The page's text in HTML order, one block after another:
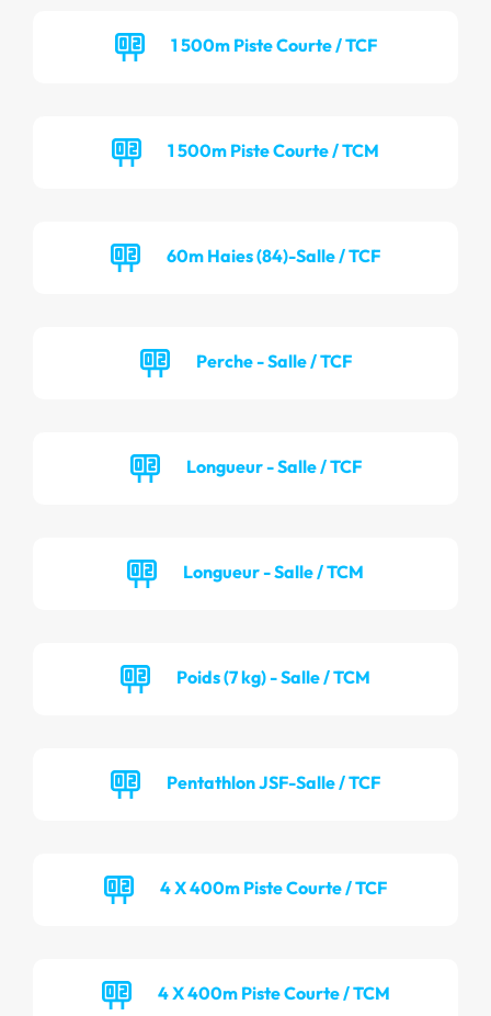
1 500m Piste Courte / TCF
1 500m Piste Courte / TCM
60m Haies (84)-Salle / TCF
Perche - Salle / TCF
Longueur - Salle / TCF
Longueur - Salle / TCM
Poids (7 kg) - Salle / TCM
Pentathlon JSF-Salle / TCF
4 X 400m Piste Courte / TCF
4 X 400m Piste Courte / TCM